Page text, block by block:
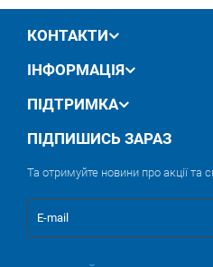
КОНТАКТИ
ІНФОРМАЦІЯ
ПІДТРИМКА
ПІДПИШИСЬ ЗАРАЗ
Та отримуйте новини про акції та